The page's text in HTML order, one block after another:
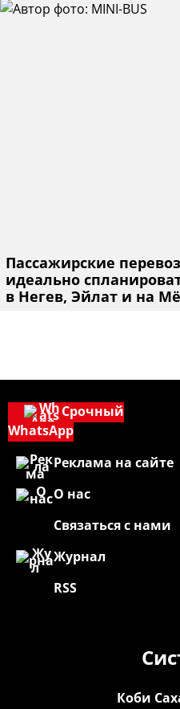
Пассажирские
идеально
в Негев, Эйлат и на
Срочный
WhatsApp
Реклама на сайте
О нас
Связаться с нами
Журнал
RSS
Коби